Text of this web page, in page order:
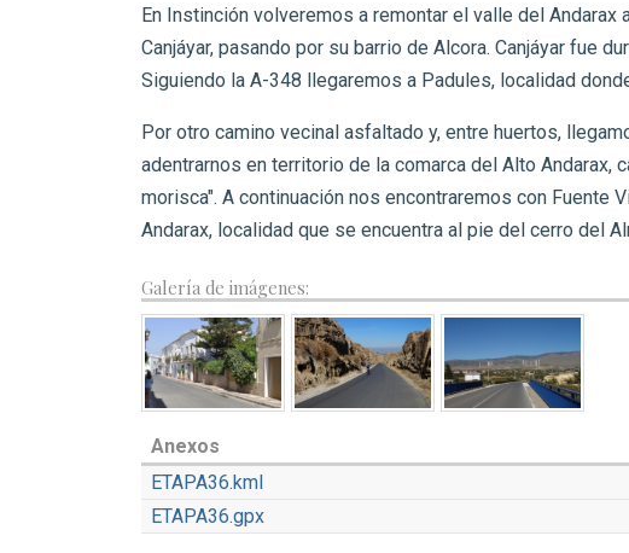
En Instinción volveremos a remontar el valle del
Canjáyar, pasando por su barrio de Alcora. Canjáyar fue
Siguiendo la A-348 llegaremos a Padules, localidad
Por otro camino vecinal asfaltado y, entre huertos,
adentrarnos en territorio de la comarca del Alto Andarax,
morisca". A continuación nos encontraremos con Fuente
Andarax, localidad que se encuentra al pie del cerro del
Galería de imágenes:
Anexos
ETAPA36.kml
ETAPA36.gpx